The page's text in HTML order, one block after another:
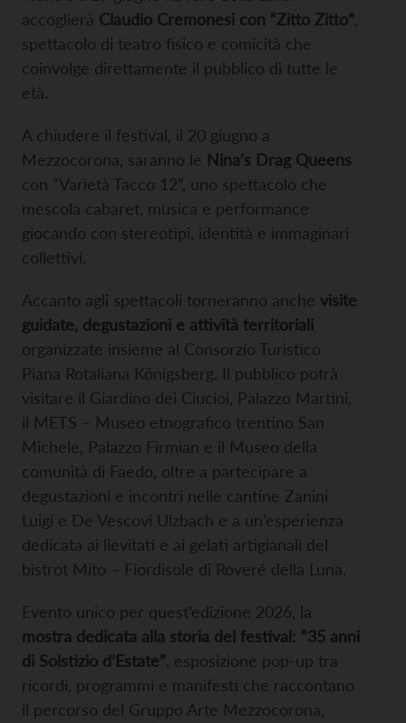
accoglierà Claudio Cremonesi con “Zitto Zitto”
spettacolo di teatro fisico e comicità che
coinvolge direttamente il pubblico di tutte le
età.
A chiudere il festival, il 20 giugno a
Mezzocorona, saranno le Nina’s Drag Queens
con “Varietà Tacco 12”, uno spettacolo che
mescola cabaret, musica e performance
giocando con stereotipi, identità e immaginari
collettivi.
Accanto agli spettacoli torneranno anche visite
guidate, degustazioni e attività territoriali
organizzate insieme al Consorzio Turistico
Piana Rotaliana Königsberg. Il pubblico potrà
visitare il Giardino dei Ciucioi, Palazzo Martini,
il METS – Museo etnografico trentino San
Michele, Palazzo Firmian e il Museo della
comunità di Faedo, oltre a partecipare a
degustazioni e incontri nelle cantine Zanini
Luigi e De Vescovi Ulzbach e a un’esperienza
dedicata ai lievitati e ai gelati artigianali del
bistrot Mito – Fiordisole di Roveré della Luna.
Evento unico per quest’edizione 2026, la
mostra dedicata alla storia del festival: “35 anni
di Solstizio d’Estate” , esposizione pop-up tra
ricordi, programmi e manifesti che raccontano
il percorso del Gruppo Arte Mezzocorona,